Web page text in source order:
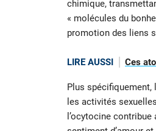
chimique,
« molécules du
promotion des liens
LIRE AUSSI Ces
Plus
les activités
l’ocytocine